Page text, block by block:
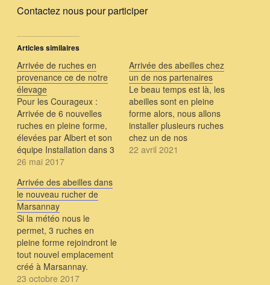
Contactez nous pour participer
Articles similaires
Arrivée de ruches en
provenance ce de notre
élevage
Pour les Courageux :
Arrivée de 6 nouvelles
ruches en pleine forme,
élevées par Albert et son
équipe Installation dans 3
ruchers. Contactez nous
26 mai 2017
Arrivée des abeilles chez
un de nos partenaires
Le beau temps est là, les
abeilles sont en pleine
forme alors, nous allons
installer plusieurs ruches
chez un de nos
partenaires côté Dijon sud
22 avril 2021
Arrivée des abeilles dans
le nouveau rucher de
Marsannay
Si la météo nous le
permet, 3 ruches en
pleine forme rejoindront le
tout nouvel emplacement
créé à Marsannay.
Inauguration semaine
23 octobre 2017